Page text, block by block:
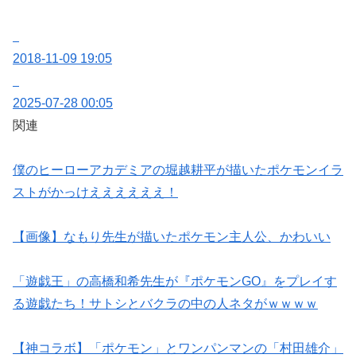
2018-11-09 19:05
2025-07-28 00:05
関連
僕のヒーローアカデミアの堀越耕平が描いたポケモンイラ
ストがかっけええええええ！
【画像】なもり先生が描いたポケモン主人公、かわいい
「遊戯王」の高橋和希先生が『ポケモンGO』をプレイす
る遊戯たち！サトシとバクラの中の人ネタがｗｗｗｗ
【神コラボ】「ポケモン」とワンパンマンの「村田雄介」